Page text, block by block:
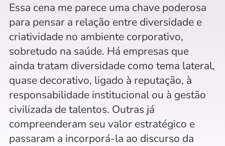
Essa cena me parece uma chave poderosa
para pensar a relação entre diversidade e
criatividade no ambiente corporativo,
sobretudo na saúde. Há empresas que
ainda tratam diversidade como tema lateral,
quase decorativo, ligado à reputação, à
responsabilidade institucional ou à gestão
civilizada de talentos. Outras já
compreenderam seu valor estratégico e
passaram a incorporá-la ao discurso da